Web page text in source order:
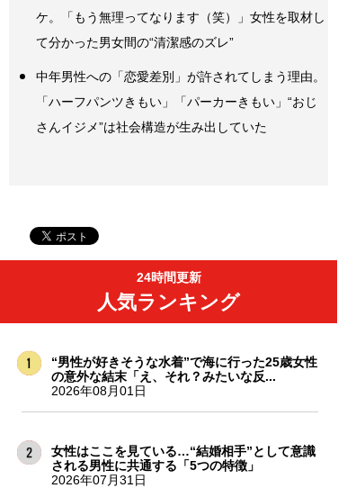
ケ。「もう無理ってなります（笑）」女性を取材し
て分かった男女間の“清潔感のズレ”
中年男性への「恋愛差別」が許されてしまう理由。
「ハーフパンツきもい」「パーカーきもい」“おじ
さんイジメ”は社会構造が生み出していた
24時間更新
人気ランキング
“男性が好きそうな水着”で海に行った25歳女性
の意外な結末「え、それ？みたいな反...
2026年08月01日
女性はここを見ている…“結婚相手”として意識
される男性に共通する「5つの特徴」
2026年07月31日